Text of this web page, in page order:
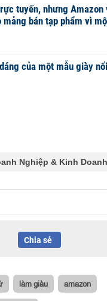
tuyến, nhưng Amazon
bán tạp phẩm vì
của một mẫu giày
Nghiệp & Kinh Doanh
Chia sẻ
làm giàu amazon